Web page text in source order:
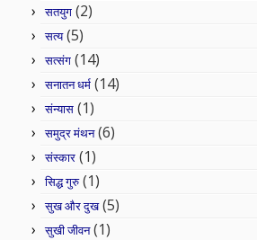
सतयुग (2)
सत्य(5)
सत्संग (14)
सनातन धर्म (14)
संन्यास (1)
समुद्र मंथन(6)
संस्कार (1)
सिद्ध गुरु(1)
सुख और दुख(5)
सुखी जीवन(1)